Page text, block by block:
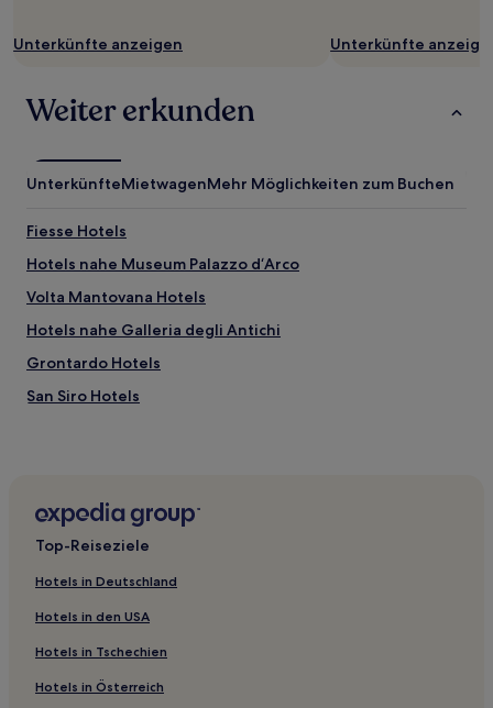
ändern.
zusätzliche
Bedingungen
Unterkünfte anzeigen Unterkünfte
Weiter erkunden
UnterkünfteMietwagenMehr Möglichkeiten zum Buchen
Fiesse Hotels
Hotels nahe Museum Palazzo d‘Arco
Volta Mantovana Hotels
Hotels nahe Galleria degli Antichi
Grontardo Hotels
San Siro Hotels
Rodigo Hotels
Hotels nahe Bahnhof Sermide
Hotels nahe Bahnhof Bozzolo
Spineda Hotels
Hotels nahe Palazzo Gonzaga-Guerrieri
Calvatone Hotels
Top-Reiseziele
Hotels in Deutschland
Hotels in den USA
Hotels in Tschechien
Hotels in Österreich